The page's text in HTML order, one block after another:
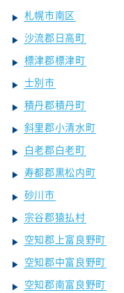
札幌市南区
沙流郡日高町
標津郡標津町
士別市
積丹郡積丹町
斜里郡小清水町
白老郡白老町
寿都郡黒松内町
砂川市
宗谷郡猿払村
空知郡上富良野町
空知郡中富良野町
空知郡南富良野町